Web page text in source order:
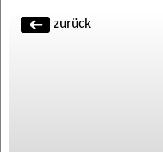
zurück